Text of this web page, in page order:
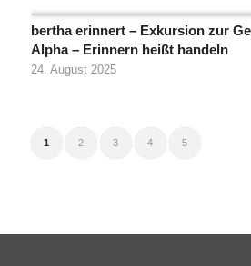
bertha erinnert – Exkursion zur
Alpha – Erinnern heißt handeln
24. August 2025
1 2 3 4 5